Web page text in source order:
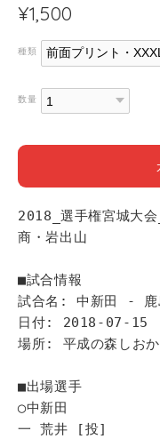
¥1,500
種類
数量
2018_選手権宮城大
商・岩出山
■試合情報
試合名: 中新田 - 鹿
日付: 2018-07-15
場所: 平成の森しお
■出場選手
◯中新田
一 荒井 [投]